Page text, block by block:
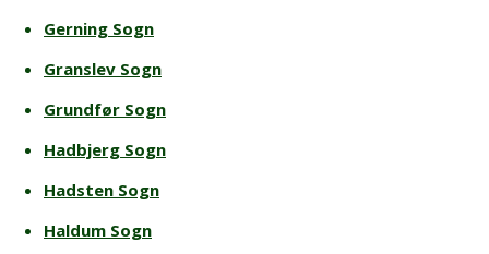
Gerning Sogn
Granslev Sogn
Grundfør Sogn
Hadbjerg Sogn
Hadsten Sogn
Haldum Sogn